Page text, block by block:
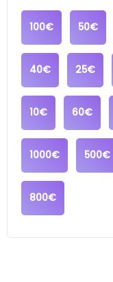
100€ 50€
40€ 25€
10€ 60€
1000€ 500€
800€